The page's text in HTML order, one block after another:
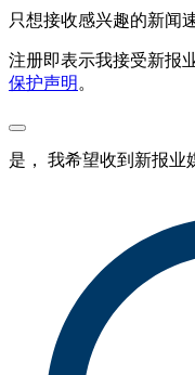
只想接收感兴趣的新闻
注册即表示我接受新报
保护声明 。
是， 我希望收到新报业